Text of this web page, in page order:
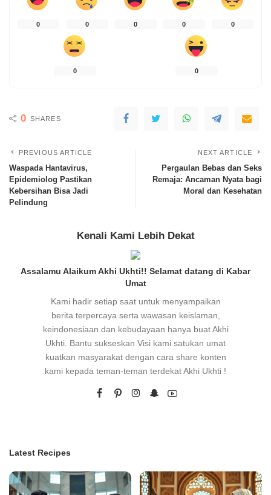
0 0 0 0 0
0 0
0 SHARES
PREVIOUS ARTICLE
Waspada Hantavirus,
Epidemiolog Pastikan
Kebersihan Bisa Jadi
Pelindung
NEXT ARTICLE
Pergaulan Bebas dan Seks
Remaja: Ancaman Nyata bagi
Moral dan Kesehatan
Kenali Kami Lebih Dekat
Assalamu Alaikum Akhi Ukhti!! Selamat datang di Kabar
Umat
Kami hadir setiap saat untuk menyampaikan
berita terpercaya serta wawasan keislaman,
keindonesiaan dan kebudayaan hanya buat Akhi
Ukhti. Bantu sukseskan Visi kami satukan umat
kuatkan masyarakat dengan cara share konten
kami kepada teman-teman terdekat Akhi Ukhti !
Latest Recipes